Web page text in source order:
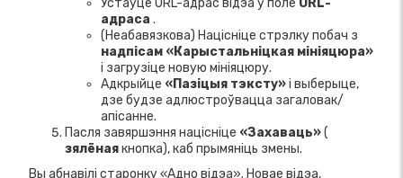
Устаўце URL-адрас відэа ў поле URL-
адраса .
(Неабавязкова) Націсніце стрэлку побач з
надпісам «Карыстальніцкая мініяцюра»
і загрузіце новую мініяцюру.
Адкрыйце «Пазіцыя тэксту»і выберыце,
дзе будзе адлюстроўвацца загаловак/
апісанне.
Пасля завяршэння націсніце «Захаваць»(
зялёнаякнопка), каб прымяніць змены.
Вы абнавілі старонку «Адно відэа». Новае відэа,